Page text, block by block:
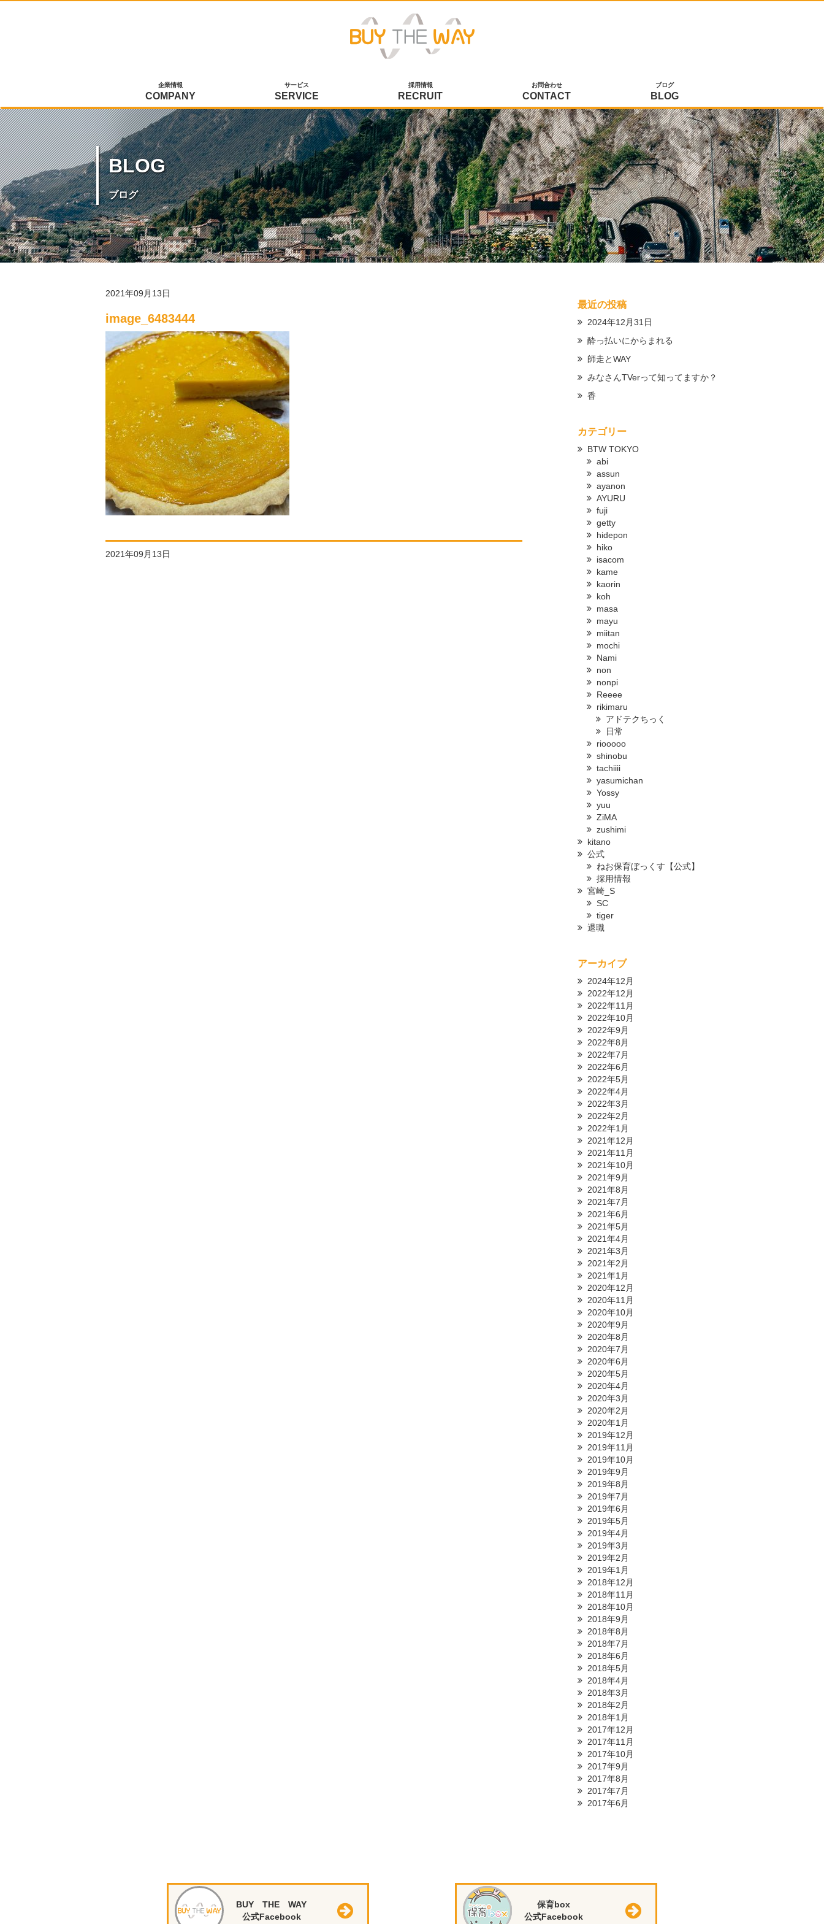
企業情報
COMPANY
サービス
SERVICE
採用情報
RECRUIT
お問合わせ
CONTACT
ブログ
BLOG
BLOG
ブログ
2021年09月13日
image_6483444
2021年09月13日
最近の投稿
2024年12月31日
酔っ払いにからまれる
師走とWAY
みなさんTVerって知ってますか？
香
カテゴリー
BTW TOKYO
abi
assun
ayanon
AYURU
fuji
getty
hidepon
hiko
isacom
kame
kaorin
koh
masa
mayu
miitan
mochi
Nami
non
nonpi
Reeee
rikimaru
アドテクちっく
日常
riooooo
shinobu
tachiiii
yasumichan
Yossy
yuu
ZiMA
zushimi
kitano
公式
ねお保育ぼっくす【公式】
採用情報
宮崎_S
SC
tiger
退職
アーカイブ
2024年12月
2022年12月
2022年11月
2022年10月
2022年9月
2022年8月
2022年7月
2022年6月
2022年5月
2022年4月
2022年3月
2022年2月
2022年1月
2021年12月
2021年11月
2021年10月
2021年9月
2021年8月
2021年7月
2021年6月
2021年5月
2021年4月
2021年3月
2021年2月
2021年1月
2020年12月
2020年11月
2020年10月
2020年9月
2020年8月
2020年7月
2020年6月
2020年5月
2020年4月
2020年3月
2020年2月
2020年1月
2019年12月
2019年11月
2019年10月
2019年9月
2019年8月
2019年7月
2019年6月
2019年5月
2019年4月
2019年3月
2019年2月
2019年1月
2018年12月
2018年11月
2018年10月
2018年9月
2018年8月
2018年7月
2018年6月
2018年5月
2018年4月
2018年3月
2018年2月
2018年1月
2017年12月
2017年11月
2017年10月
2017年9月
2017年8月
2017年7月
2017年6月
BUY THE WAY
公式Facebook
保育box
公式Facebook